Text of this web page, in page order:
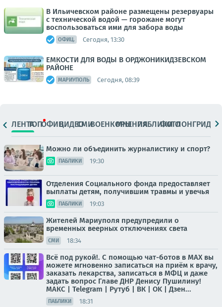
В Ильичевском районе размещены резервуары
с технической водой — горожане могут
воспользоваться ими для забора воды
ОФИЦ. Сегодня, 13:30
ЕМКОСТИ ДЛЯ ВОДЫ В ОРДЖОНИКИДЗЕВСКОМ
РАЙОНЕ
МАРИУПОЛЬ Сегодня, 08:39
ЛЕНТАТОПОФИЦ.ВИДЕОСМИВОЕНКОРЫМНЕНИЯПАБЛИКИ
ФОТОЛОНГРИДЫ
Можно ли объединить журналистику и спорт?
ПАБЛИКИ 19:30
Отделения Социального фонда предоставляет
выплаты детям, получившим травмы и увечья
ПАБЛИКИ 19:03
Жителей Мариуполя предупредили о
временных веерных отключениях света
СМИ 18:34
Всё под рукой!. С помощью чат-ботов в МАХ вы
можете мгновенно записаться на приём к врачу,
заказать лекарства, записаться в МФЦ и даже
задать вопрос Главе ДНР Денису Пушилину!
МАКС | Telegram | Рутуб | ВК | OK | Дзен...
ПАБЛИКИ 18:31